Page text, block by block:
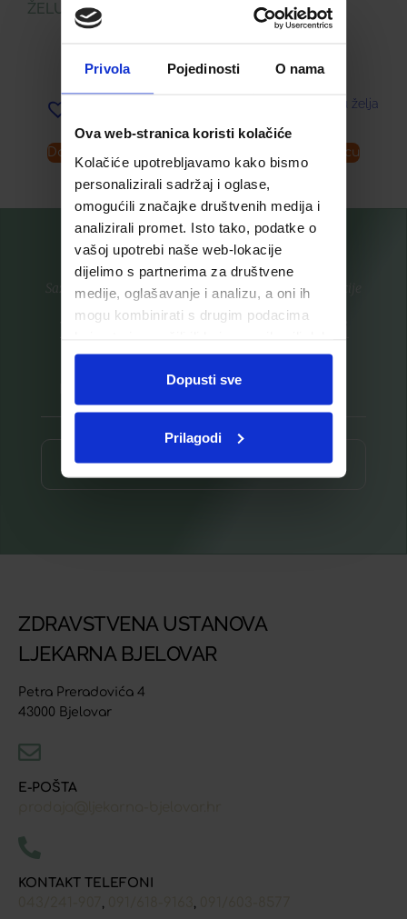
Privola Pojedinosti O nama
Ova web-stranica koristi kolačiće
Kolačiće upotrebljavamo kako bismo
personalizirali sadržaj i oglase,
omogućili značajke društvenih medija i
analizirali promet. Isto tako, podatke o
vašoj upotrebi naše web-lokacije
dijelimo s partnerima za društvene
medije, oglašavanje i analizu, a oni ih
mogu kombinirati s drugim podacima
ste upotrebljavali njihove usluge.
Dopusti sve
Prilagodi
ŽELUČANOOTPORNE
TABLETE
23,98€
Dodaj u košaricu
ML
Dodaj u listu želja
Dodaj u košaricu
Saznajte prvi za nove proizvode i ekskluzivne promocije
Prijavite se na listu za novosti
Prijava ⟶
ZDRAVSTVENA USTANOVA
LJEKARNA BJELOVAR
Petra Preradovića 4
43000 Bjelovar
E-POŠTA
KONTAKT TELEFONI